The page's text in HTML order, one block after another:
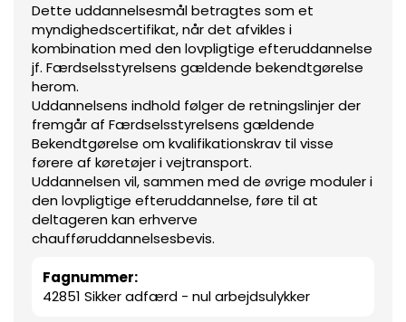
Dette uddannelsesmål betragtes som et
myndighedscertifikat, når det afvikles i
kombination med den lovpligtige efteruddannelse
jf. Færdselsstyrelsens gældende bekendtgørelse
herom.
Uddannelsens indhold følger de retningslinjer der
fremgår af Færdselsstyrelsens gældende
Bekendtgørelse om kvalifikationskrav til visse
førere af køretøjer i vejtransport.
Uddannelsen vil, sammen med de øvrige moduler i
den lovpligtige efteruddannelse, føre til at
deltageren kan erhverve
chaufføruddannelsesbevis.
Fagnummer:
42851 Sikker adfærd - nul arbejdsulykker